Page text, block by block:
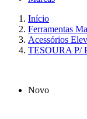
Início
Ferramentas
Acessórios
TESOURA P/
Novo